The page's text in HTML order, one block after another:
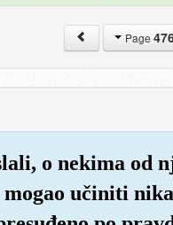
o nekima od
učiniti